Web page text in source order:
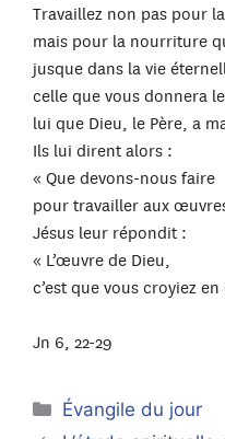
Travaillez non pas pour
mais pour la nourriture
jusque dans la vie
celle que vous donnera
lui que Dieu, le Père, a
Ils lui dirent alors :
« Que devons-nous faire
pour travailler aux
Jésus leur répondit :
« L’œuvre de Dieu,
c’est que vous croyiez
Jn 6, 22-29
Catégories
Évangile du jour